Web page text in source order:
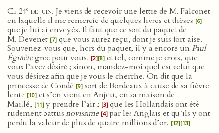
Ce 24e de juin. Je viens de recevoir une lettre de M. Falconet
en laquelle il me remercie de quelques livres et thèses [6]
que je lui ai envoyés. Il faut que ce soit du paquet de
M. Devenet [7] que vous aurez reçu, dont je suis fort aise.
Souvenez-vous que, hors du paquet, il y a encore un Paul
Éginètegrec pour vous, [2][8] et tel, comme je crois, que
vous l’avez désiré ; sinon, mandez-moi quel est celui que
vous désirez afin que je vous le cherche. On dit que la
princesse de Condé [9] sort de Bordeaux à cause de sa fièvre
lente [10] et s’en vient en Anjou, en sa maison de
Maillé, [11] y prendre l’air ; [3] que les Hollandais ont été
rudement battus novissime [4] par les Anglais et qu’ils y ont
perdu la valeur de plus de quatre millions d’or. [12][13]